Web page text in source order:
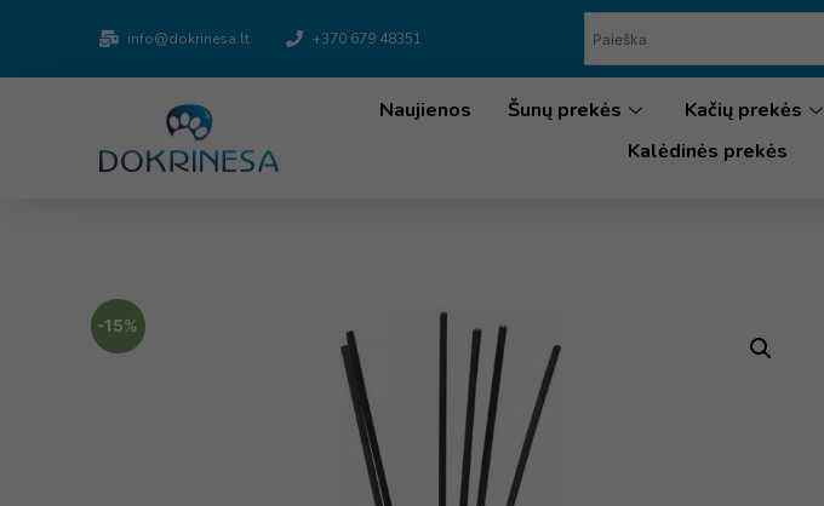
info@dokrinesa.lt +370 679 48351
Naujienos Šunų prekės Kačių prekės
Kalėdinės prekės
-15%